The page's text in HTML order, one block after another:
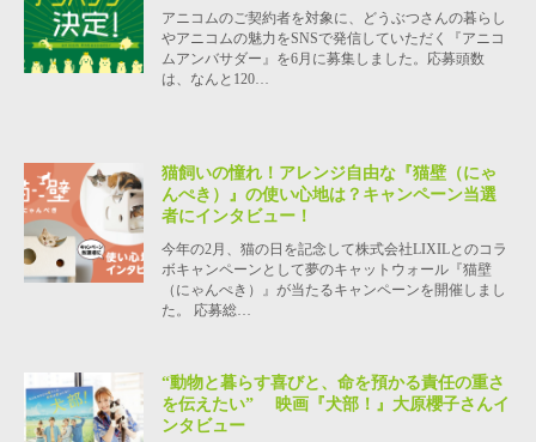
アニコムのご契約者を対象に、どうぶつさんの暮らし
やアニコムの魅力をSNSで発信していただく『アニコ
ムアンバサダー』を6月に募集しました。応募頭数
は、なんと120…
猫飼いの憧れ！アレンジ自由な『猫壁（にゃ
んぺき）』の使い心地は？キャンペーン当選
者にインタビュー！
今年の2月、猫の日を記念して株式会社LIXILとのコラ
ボキャンペーンとして夢のキャットウォール『猫壁
（にゃんぺき）』が当たるキャンペーンを開催しまし
た。 応募総…
“動物と暮らす喜びと、命を預かる責任の重さ
を伝えたい” 映画『犬部！』大原櫻子さんイ
ンタビュー